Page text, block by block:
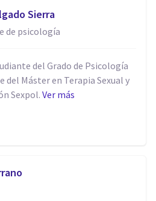
Sierra
de psicología
del Grado de Psicología
del Máster en Terapia Sexual y
Sexpol. Ver más